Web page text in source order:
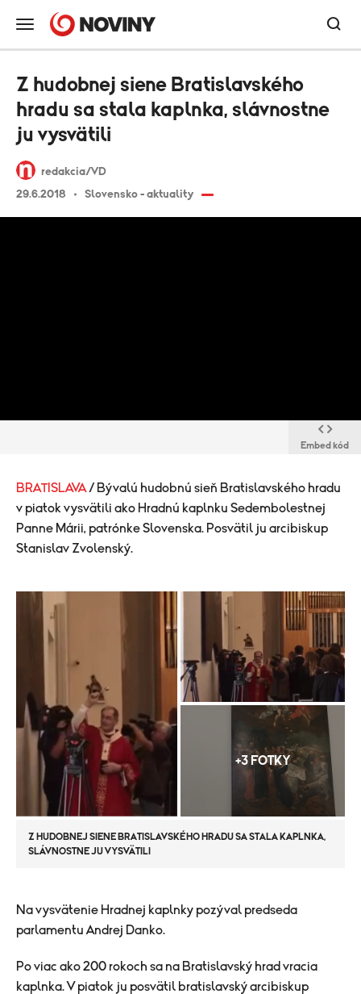
redakcia/VD
29.6.2018
Slovensko - aktuality
Z hudobnej siene Bratislavského
hradu sa stala kaplnka, slávnostne
ju vysvätili
Embed kód
BRATISLAVA / Bývalú hudobnú sieň Bratislavského hradu
v piatok vysvätili ako Hradnú kaplnku Sedembolestnej
Panne Márii, patrónke Slovenska. Posvätil ju arcibiskup
Stanislav Zvolenský.
+3 FOTKY
Z HUDOBNEJ SIENE BRATISLAVSKÉHO HRADU SA STALA KAPLNKA,
SLÁVNOSTNE JU VYSVÄTILI
Na vysvätenie Hradnej kaplnky pozýval predseda
parlamentu Andrej Danko.
Po viac ako 200 rokoch sa na Bratislavský hrad vracia
kaplnka. V piatok ju posvätil bratislavský arcibiskup